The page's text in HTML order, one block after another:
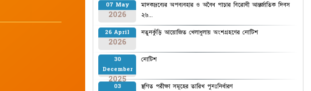
07 May
2026
মাদকদ্রব্যের অপব্যবহার ও অবৈধ পাচার বিরোধী আন্তর্জাতিক দিবস
২৬...
26 April
2026
নতুনকুঁড়ি আয়োজিত খেলাধুলায় অংশগ্রহণের নোটিশ
30
December
2025
নোটিশ
03
স্থগিত পরীক্ষা সমূহের তারিখ পুনঃনির্ধারণ